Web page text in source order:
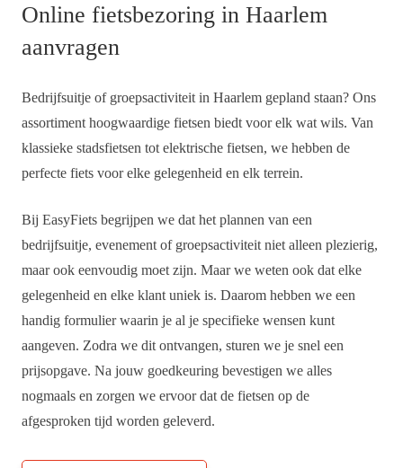
Online fietsbezoring in Haarlem
aanvragen
Bedrijfsuitje of groepsactiviteit in Haarlem gepland staan? Ons
assortiment hoogwaardige fietsen biedt voor elk wat wils. Van
klassieke stadsfietsen tot elektrische fietsen, we hebben de
perfecte fiets voor elke gelegenheid en elk terrein.
Bij EasyFiets begrijpen we dat het plannen van een
bedrijfsuitje, evenement of groepsactiviteit niet alleen plezierig,
maar ook eenvoudig moet zijn. Maar we weten ook dat elke
gelegenheid en elke klant uniek is. Daarom hebben we een
handig formulier waarin je al je specifieke wensen kunt
aangeven. Zodra we dit ontvangen, sturen we je snel een
prijsopgave. Na jouw goedkeuring bevestigen we alles
nogmaals en zorgen we ervoor dat de fietsen op de
afgesproken tijd worden geleverd.